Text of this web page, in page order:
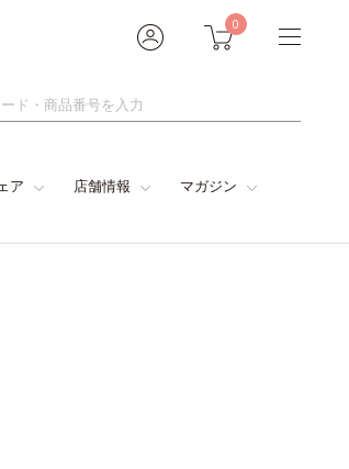
0
ア 店舗情報 マガジン